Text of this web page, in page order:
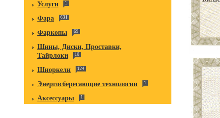
Услуги 1
Фара 631
Фаркопы 69
Шины, Диски, Проставки,
Тайрлоки
18
Шноркели 124
Энергосберегающие технологии 1
Аксессуары 1